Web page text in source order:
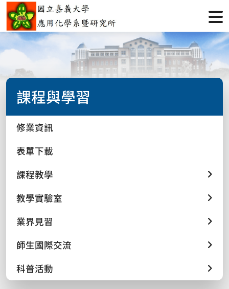
課程與學習
修業資訊
表單下載
課程教學
教學實驗室
業界見習
師生國際交流
科普活動